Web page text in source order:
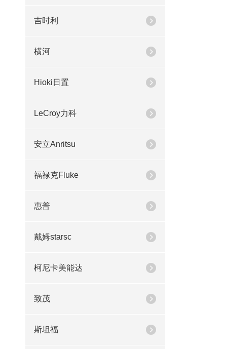
吉时利
横河
Hioki日置
LeCroy力科
安立Anritsu
福禄克Fluke
惠普
戴姆starsc
柯尼卡美能达
致茂
斯坦福